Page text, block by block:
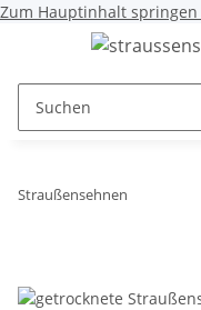
Zum Hauptinhalt springen
Straußensehnen